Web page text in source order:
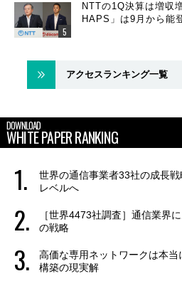
NTTの1Q決算は増収
HAPS」は9月から能
アクセスランキング一覧
DOWNLOAD
WHITE PAPER RANKING
世界の通信事業者33社の成長
レベルへ
［世界4473社調査］通信業界
の戦略
高価な専用ネットワークは本
構築の現実解